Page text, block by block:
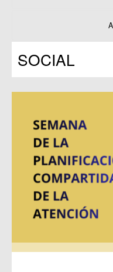
SOCIAL